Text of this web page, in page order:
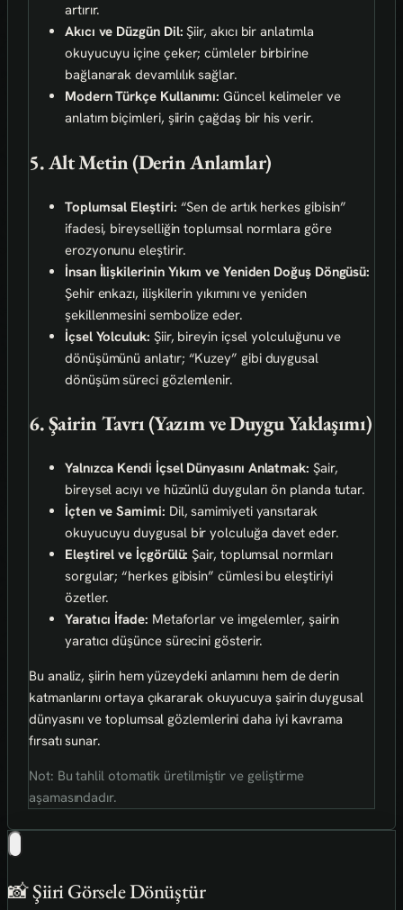
artırır.
Akıcı ve Düzgün Dil: Şiir, akıcı bir anlatımla
okuyucuyu içine çeker; cümleler birbirine
bağlanarak devamlılık sağlar.
Modern Türkçe Kullanımı: Güncel kelimeler ve
anlatım biçimleri, şiirin çağdaş bir his verir.
5. Alt Metin (Derin Anlamlar)
Toplumsal Eleştiri: “Sen de artık herkes gibisin”
ifadesi, bireyselliğin toplumsal normlara göre
erozyonunu eleştirir.
İnsan İlişkilerinin Yıkım ve Yeniden Doğuş Döngüsü:
Şehir enkazı, ilişkilerin yıkımını ve yeniden
şekillenmesini sembolize eder.
İçsel Yolculuk: Şiir, bireyin içsel yolculuğunu ve
dönüşümünü anlatır; “Kuzey” gibi duygusal
dönüşüm süreci gözlemlenir.
6. Şairin Tavrı (Yazım ve Duygu Yaklaşımı)
Yalnızca Kendi İçsel Dünyasını Anlatmak: Şair,
bireysel acıyı ve hüzünlü duyguları ön planda tutar.
İçten ve Samimi: Dil, samimiyeti yansıtarak
okuyucuyu duygusal bir yolculuğa davet eder.
Eleştirel ve İçgörülü: Şair, toplumsal normları
sorgular; “herkes gibisin” cümlesi bu eleştiriyi
özetler.
Yaratıcı İfade: Metaforlar ve imgelemler, şairin
yaratıcı düşünce sürecini gösterir.
Bu analiz, şiirin hem yüzeydeki anlamını hem de derin
katmanlarını ortaya çıkararak okuyucuya şairin duygusal
dünyasını ve toplumsal gözlemlerini daha iyi kavrama
fırsatı sunar.
Not: Bu tahlil otomatik üretilmiştir ve geliştirme
aşamasındadır.
📸 Şiiri Görsele Dönüştür